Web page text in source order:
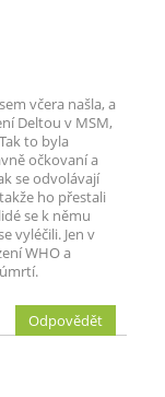
včera našla, a
Deltou v MSM,
to byla
očkovaní a
se odvolávají
ho přestali
se k němu
vyléčili. Jen v
WHO a
Odpovědět